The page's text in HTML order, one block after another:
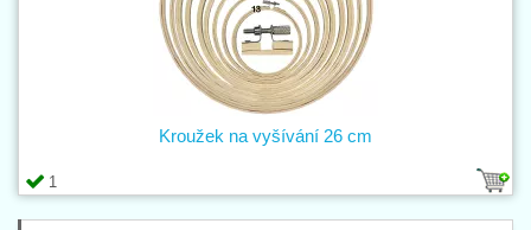
1
Kroužek na vyšívání 26 cm